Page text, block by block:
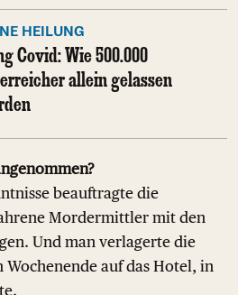
HEILUNG
Covid: Wie 500.000
allein gelassen
beauftragte die
Mordermittler mit den
Und man verlagerte die
Wochenende auf das Hotel, in